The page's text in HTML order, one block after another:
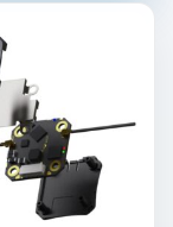
CHF